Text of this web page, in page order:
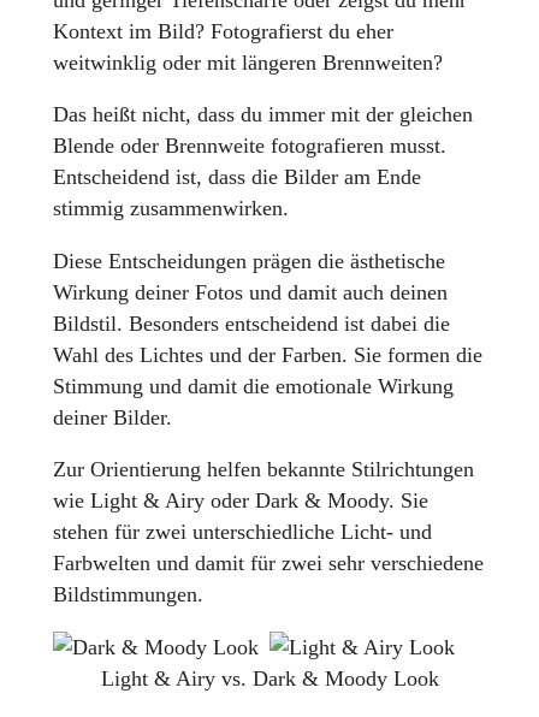
Kontext im Bild? Fotografierst du eher
weitwinklig oder mit längeren Brennweiten?
Das heißt nicht, dass du immer mit der gleichen
Blende oder Brennweite fotografieren musst.
Entscheidend ist, dass die Bilder am Ende
stimmig zusammenwirken.
Diese Entscheidungen prägen die ästhetische
Wirkung deiner Fotos und damit auch deinen
Bildstil. Besonders entscheidend ist dabei die
Wahl des Lichtes und der Farben. Sie formen die
Stimmung und damit die emotionale Wirkung
deiner Bilder.
Zur Orientierung helfen bekannte Stilrichtungen
wie Light & Airy oder Dark & Moody. Sie
stehen für zwei unterschiedliche Licht- und
Farbwelten und damit für zwei sehr verschiedene
Bildstimmungen.
Light & Airy vs. Dark & Moody Look